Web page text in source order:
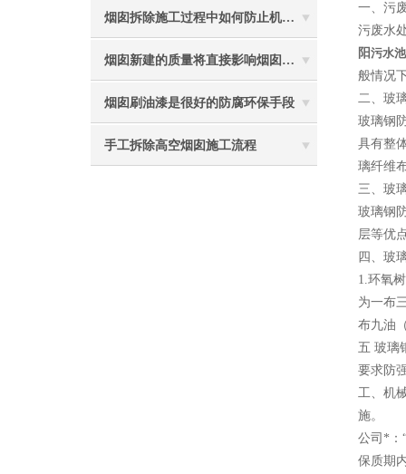
烟囱拆除施工过程中如何防止机械伤害
烟囱新建的质量将直接影响烟囱防腐工程的难度
烟囱刷油漆是很好的防腐环保手段
手工拆除高空烟囱施工流程
一、污
污废水
阳污水
般情况
二、玻
玻璃钢
具有整
璃纤维
三、玻
玻璃钢
层等优
四、玻
1.环氧
为一布
布九油
五 玻璃
要求防
工、机
施。
公司*：
保质期